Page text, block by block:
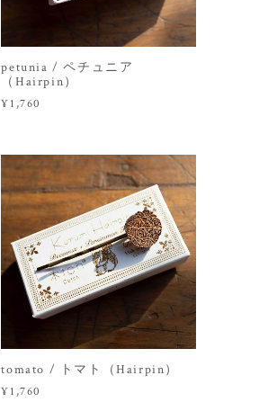
petunia / ペチュニア
（Hairpin）
¥1,760
tomato / トマト（Hairpin）
¥1,760